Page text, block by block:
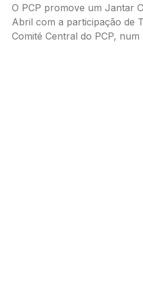
O PCP promove um Jantar
Abril com a participação de
Comité Central do PCP,